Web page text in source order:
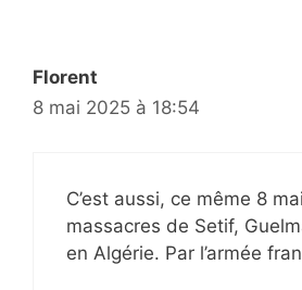
Florent
8 mai 2025 à 18:54
C’est aussi, ce même 8
massacres de Setif,
en Algérie. Par l’armée